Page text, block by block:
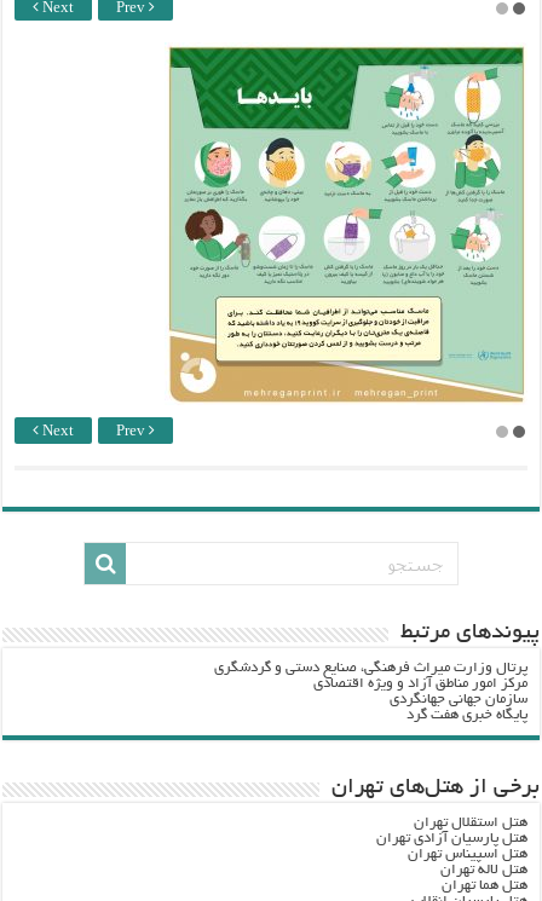
Next Prev
Next Prev
پيوندهاي مرتبط
پرتال وزارت ميراث فرهنگي، صنایع دستی و گردشگري
مرکز امور مناطق آزاد و ویژه اقتصادی
سازمان جهانی جهانگردی
پایگاه خبری هفت گرد
برخی از هتل‌های تهران
هتل استقلال تهران
هتل پارسیان آزادی تهران
هتل اسپیناس تهران
هتل لاله تهران
هتل هما تهران